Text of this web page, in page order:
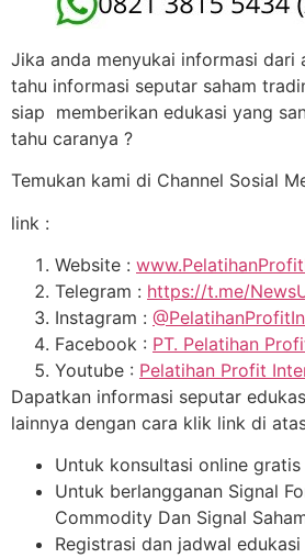
Jika anda menyukai informasi dari
tahu informasi seputar saham
siap memberikan edukasi yang
tahu caranya ?
Temukan kami di Channel Sosial
link :
Website :
Telegram : https://t.me/
Instagram :
Facebook : PT. Pelatihan
Youtube : Pelatihan Profit
Dapatkan informasi seputar
lainnya dengan cara klik link di
Untuk konsultasi online gratis
Untuk berlangganan Signal
Commodity Dan Signal
Registrasi dan jadwal